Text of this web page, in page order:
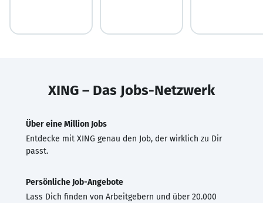
XING – Das Jobs-Netzwerk
Über eine Million Jobs
Entdecke mit XING genau den Job, der wirklich zu Dir
passt.
Persönliche Job-Angebote
Lass Dich finden von Arbeitgebern und über 20.000